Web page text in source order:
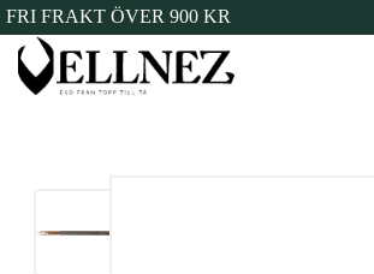
FRI FRAKT ÖVER 900 KR